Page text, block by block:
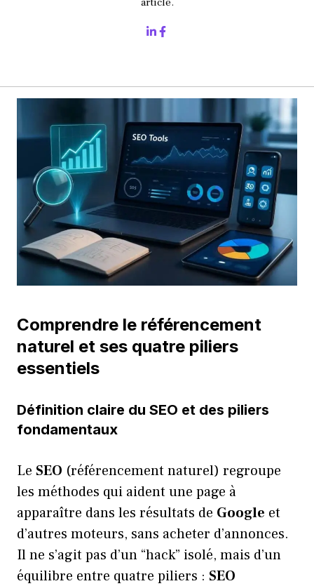
Comprendre le référencement
naturel et ses quatre piliers
essentiels
Définition claire du SEO et des piliers
fondamentaux
Le SEO (référencement naturel) regroupe
les méthodes qui aident une page à
apparaître dans les résultats de Google et
d’autres moteurs, sans acheter d’annonces.
Il ne s’agit pas d’un “hack” isolé, mais d’un
équilibre entre quatre piliers : SEO